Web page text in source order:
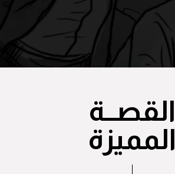
القصــة
المميزة